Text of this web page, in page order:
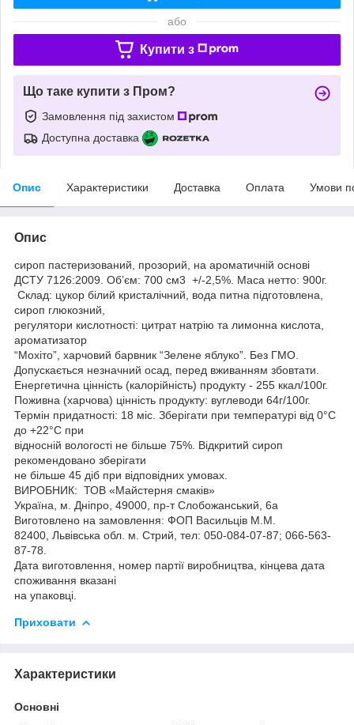
або
Купити з
Що таке купити з Пром?
Замовлення під захистом
Доступна доставка
Опис Характеристики Доставка Оплата Умови
Опис
сироп пастеризований, прозорий, на ароматичній основі
ДСТУ 7126:2009. Об’єм: 700 см3 +/-2,5%. Маса нетто: 900г.
Склад: цукор бiлий кристалiчний, вода питна пiдготовлена,
сироп глюкозний,
регулятори кислотностi: цитрат натрiю та лимонна кислота,
ароматизатор
“Мохіто”, харчовий барвник “Зелене яблуко”. Без ГМО.
Допускається незначний осад, перед вживанням збовтати.
Енергетична цінність (калорійність) продукту - 255 ккал/100г.
Поживна (харчова) цінність продукту: вуглеводи 64г/100г.
Термiн придатності: 18 міс. Зберiгати при температурi від 0°С
до +22°С при
відносній вологості не більше 75%. Відкритий сироп
рекомендовано зберігати
не більше 45 діб при відповідних умовах.
ВИРОБНИК: ТОВ «Майстерня смаків»
Україна, м. Дніпро, 49000, пр-т Слобожанський, 6а
Виготовлено на замовлення: ФОП Васильців М.М.
82400, Львівська обл. м. Стрий, тел: 050-084-07-87; 066-563-
87-78.
Дата виготовлення, номер партії виробництва, кінцева дата
споживання вказані
на упаковці.
Приховати
Характеристики
Основні